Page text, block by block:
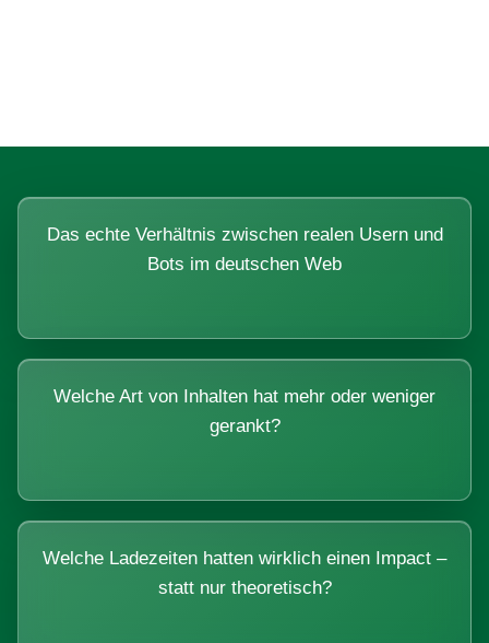
Das echte Verhältnis zwischen realen Usern und
Bots im deutschen Web
Welche Art von Inhalten hat mehr oder weniger
gerankt?
Welche Ladezeiten hatten wirklich einen Impact –
statt nur theoretisch?